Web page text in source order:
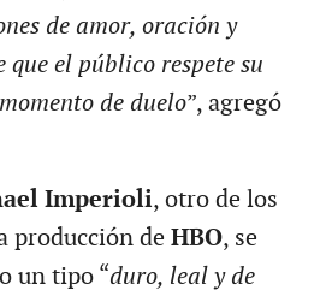
de amor, oración y
que el público respete su
de duelo”, agregó
Imperioli, otro de los
producción de HBO, se
un tipo “duro, leal y de